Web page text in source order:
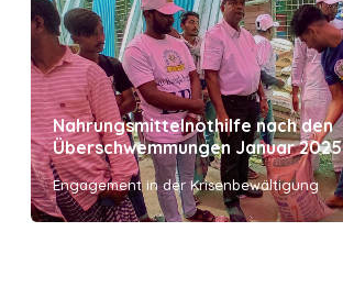
Nahrungsmittelnothilfe nach den
Überschwemmungen Januar 2025
Engagement in der Krisenbewältigung